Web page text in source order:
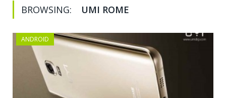
BROWSING: UMI ROME
ANDROID